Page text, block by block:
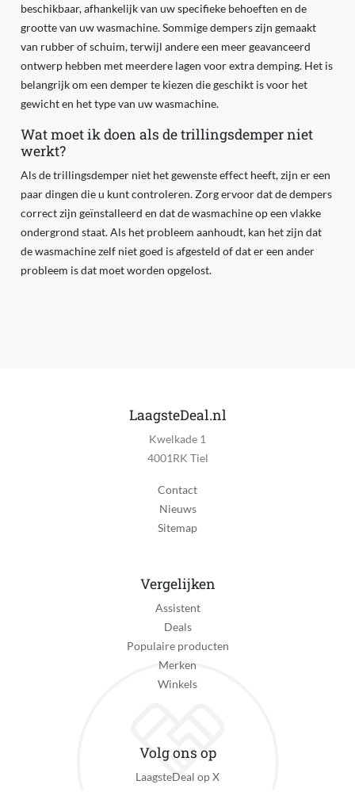
beschikbaar, afhankelijk van uw specifieke behoeften en de
grootte van uw wasmachine. Sommige dempers zijn gemaakt
van rubber of schuim, terwijl andere een meer geavanceerd
ontwerp hebben met meerdere lagen voor extra demping. Het is
belangrijk om een demper te kiezen die geschikt is voor het
gewicht en het type van uw wasmachine.
Wat moet ik doen als de trillingsdemper niet
werkt?
Als de trillingsdemper niet het gewenste effect heeft, zijn er een
paar dingen die u kunt controleren. Zorg ervoor dat de dempers
correct zijn geïnstalleerd en dat de wasmachine op een vlakke
ondergrond staat. Als het probleem aanhoudt, kan het zijn dat
de wasmachine zelf niet goed is afgesteld of dat er een ander
probleem is dat moet worden opgelost.
LaagsteDeal.nl
Kwelkade 1
4001RK Tiel
Contact
Nieuws
Sitemap
Vergelijken
Assistent
Deals
Populaire producten
Merken
Winkels
Volg ons op
LaagsteDeal op X